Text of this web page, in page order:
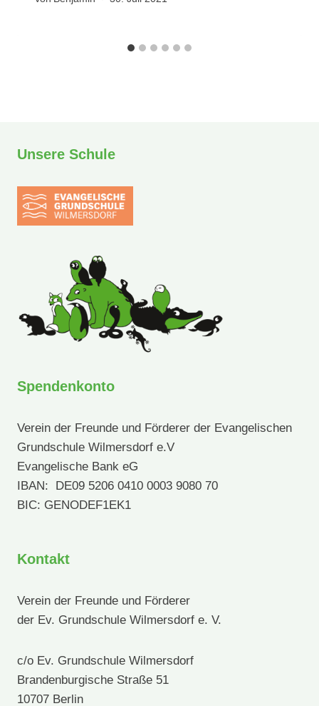
Unsere Schule
Spendenkonto
Verein der Freunde und Förderer der Evangelischen
Grundschule Wilmersdorf e.V
Evangelische Bank eG
IBAN: DE09 5206 0410 0003 9080 70
BIC: GENODEF1EK1
Kontakt
Verein der Freunde und Förderer
der Ev. Grundschule Wilmersdorf e. V.
c/o Ev. Grundschule Wilmersdorf
Brandenburgische Straße 51
10707 Berlin